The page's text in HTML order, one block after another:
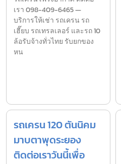
เรา 098-409-6465 —
บริการให้เช่า รถเครน รถ
เฮี๊ยบ รถเทรลเลอร์ และรถ 10
ล้อรับจ้างทั่วไทย รับยกของ
หน
รถเครน 120 ตันนิคม
มาบตาพุดระยอง
ติดต่อเราวันนี้เพื่อ